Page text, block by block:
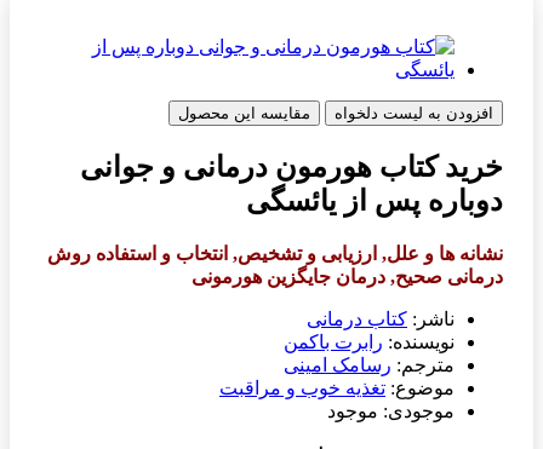
افزودن به لیست دلخواه مقایسه این محصول
خرید کتاب هورمون درمانی و جوانی
دوباره پس از یائسگی
نشانه ها و علل, ارزیابی و تشخیص, انتخاب و استفاده روش
درمانی صحیح, درمان جایگزین هورمونی
ناشر: کتاب درمانی
نویسنده: رابرت باکمن
مترجم: رسامک امینی
موضوع: تغذیه خوب و مراقبت
موجودی: موجود